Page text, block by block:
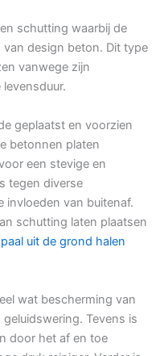
schutting waarbij de
design beton. Dit type
vanwege zijn
geplaatst en voorzien
betonnen platen
een stevige en
tegen diverse
invloeden van buitenaf.
schutting laten plaatsen
paal uit de grond halen
wat bescherming van
Tevens is
door het af en toe